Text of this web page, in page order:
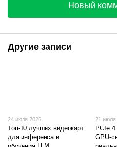
Новый
Другие записи
24 июля 2026
Топ-10 лучших видеокарт
для инференса и
21 июля
PCIe
GPU-